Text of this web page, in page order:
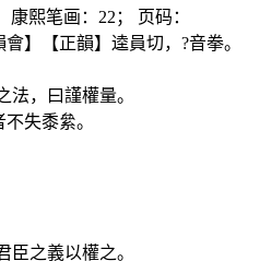
熙笔画：22； 页码：
】【正韻】逵員切，?音拳。
法，曰謹權量。
失黍絫。
臣之義以權之。